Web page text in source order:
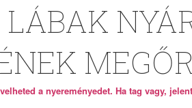
a nyereményedet. Ha tag vagy,